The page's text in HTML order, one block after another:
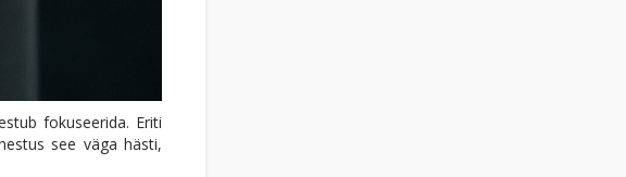
fokuseerida. Eriti
see väga hästi,